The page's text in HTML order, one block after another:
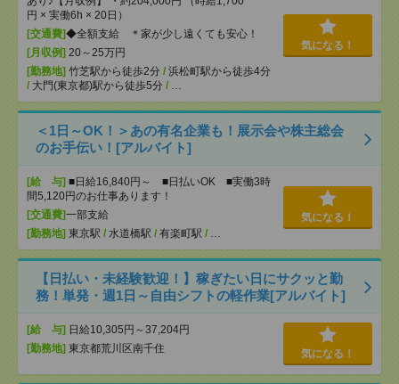
円 × 実働6h × 20日）
[交通費]◆全額支給 ＊家が少し遠くても安心！
[月収例] 20～25万円
[勤務地] 竹芝駅から徒歩2分 / 浜松町駅から徒歩4分
/ 大門(東京都)駅から徒歩5分 / …
気になる！
＜1日～OK！＞あの有名企業も！展示会や株主総会
のお手伝い！[アルバイト]
[給 与] ■日給16,840円～ ■日払いOK ■実働3時
間5,120円のお仕事あります！
[交通費]一部支給
[勤務地] 東京駅 / 水道橋駅 / 有楽町駅 / …
気になる！
【日払い・未経験歓迎！】稼ぎたい日にサクッと勤
務！単発・週1日～自由シフトの軽作業[アルバイト]
[給 与] 日給10,305円～37,204円
[勤務地] 東京都荒川区南千住 気になる！